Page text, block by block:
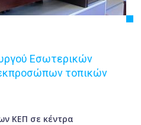
Εσωτερικών
τοπικών
ΚΕΠ σε κέντρα